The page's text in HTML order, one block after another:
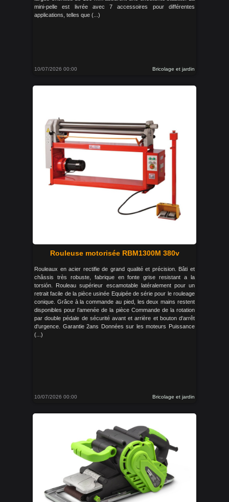
mini-pelle est livrée avec 7 accessoires pour différentes
applications, telles que (...)
10/07/2026 00:00 Bricolage et jardin
Rouleuse motorisée RBM1300M 380v
Rouleaux en acier rectifie de grand qualité et précision. Bâti et
châssis très robuste, fabrique en fonte grise resistant a la
torsión. Rouleau supérieur escamotable latéralement pour un
retrait facile de la pièce usinée Equipée de série pour le rouleage
conique. Grâce à la commande au pied, les deux mains restent
disponibles pour l’amenée de la pièce Commande de la rotation
par double pédale de sécurité avant et arrière et bouton d‘arrêt
d‘urgence. Garantie 2ans Données sur les moteurs Puissance
(...)
10/07/2026 00:00 Bricolage et jardin